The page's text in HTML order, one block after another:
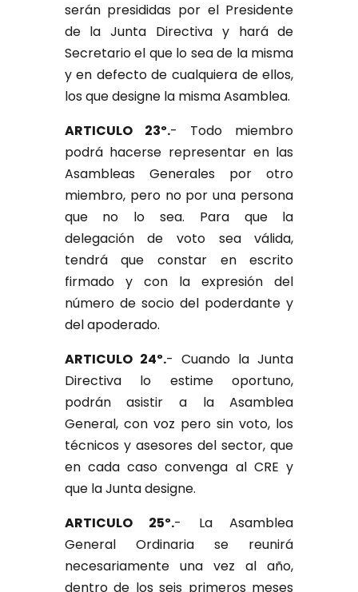
serán presididas por el Presidente
de la Junta Directiva y hará de
Secretario el que lo sea de la misma
y en defecto de cualquiera de ellos,
los que designe la misma Asamblea.
ARTICULO 23º.- Todo miembro
podrá hacerse representar en las
Asambleas Generales por otro
miembro, pero no por una persona
que no lo sea. Para que la
delegación de voto sea válida,
tendrá que constar en escrito
firmado y con la expresión del
número de socio del poderdante y
del apoderado.
ARTICULO 24º.- Cuando la Junta
Directiva lo estime oportuno,
podrán asistir a la Asamblea
General, con voz pero sin voto, los
técnicos y asesores del sector, que
en cada caso convenga al CRE y
que la Junta designe.
ARTICULO 25º.- La Asamblea
General Ordinaria se reunirá
necesariamente una vez al año,
dentro de los seis primeros meses